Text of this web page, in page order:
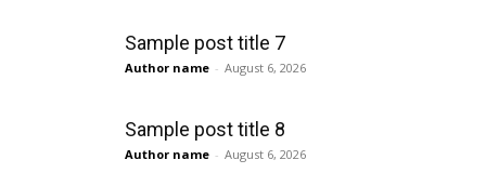
Sample post title 7
Author name - August 6, 2026
Sample post title 8
Author name - August 6, 2026